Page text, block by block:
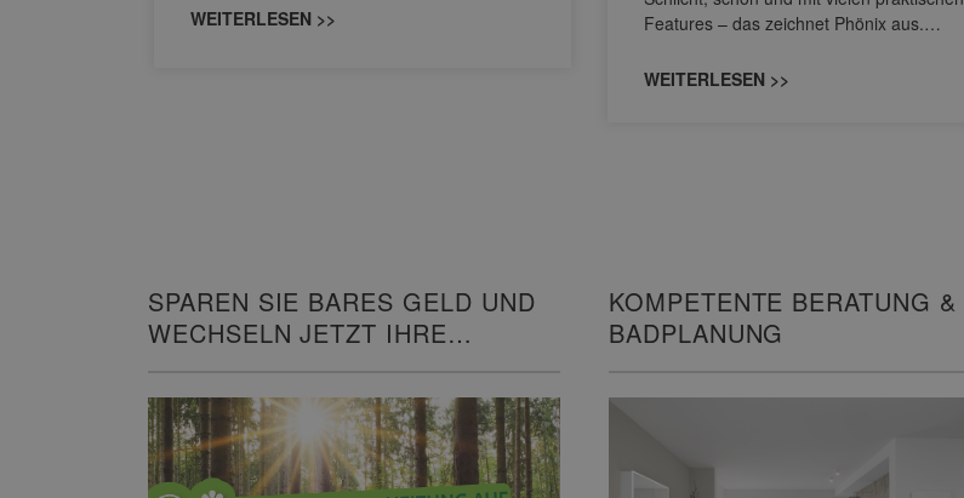
WEITERLESEN >>
Features – das zeichnet Phönix aus.…
WEITERLESEN >>
SPAREN SIE BARES GELD UND
WECHSELN JETZT IHRE
KOMPETENTE BERATUNG &
BADPLANUNG